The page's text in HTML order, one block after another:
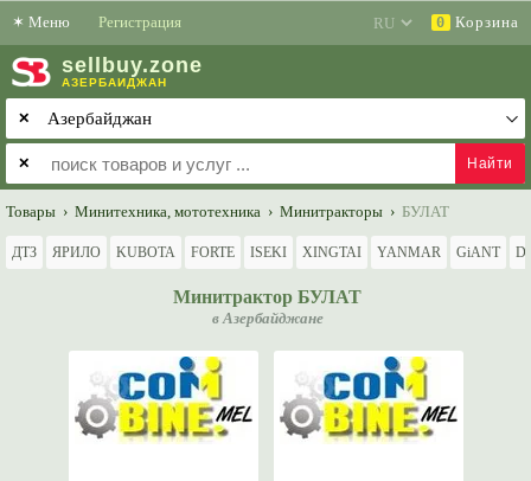
✶ Меню Регистрация 0 Корзина
sell buy.zone
АЗЕРБАЙДЖАН
✕
✕
Товары › Минитехника, мототехника › Минитракторы › БУЛАТ
ДТЗ ЯРИЛО KUBOTA FORTE ISEKI XINGTAI YANMAR GiANT
Минитрактор БУЛАТ
в Азербайджане